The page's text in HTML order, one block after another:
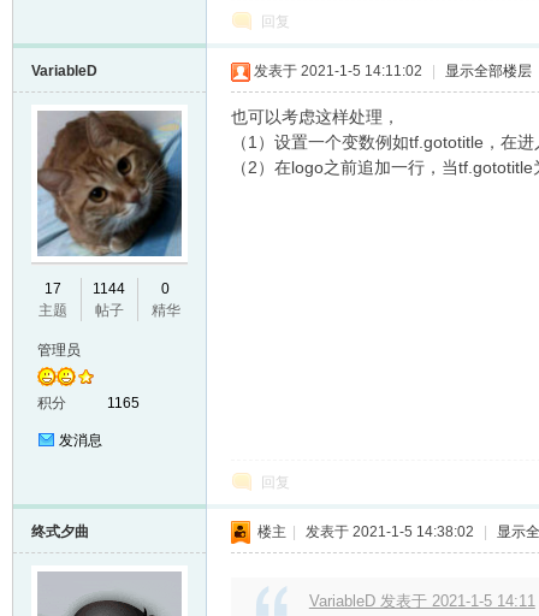
回复
VariableD
17
主题
1144
帖子
0
精华
管理员
积分 1165
发消息
发表于 2021-1-5 14:11:02 显示全部楼层
也可以考虑这样处理，
（1）设置一个变数例如tf.gototitle，在
（2）在logo之前追加一行，当
回复
终式夕曲 楼主 发表于 2021-1-5 14:38:02 显示
VariableD 发表于 2021-1-5 14:11